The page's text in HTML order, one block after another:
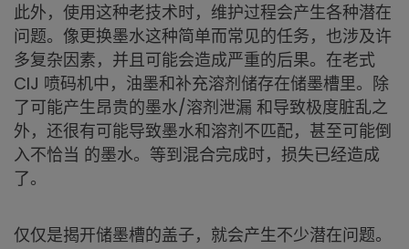
此外，使用这种老技术时，维护过程会产生各种潜在
问题。像更换墨水这种简单而常见的任务，也涉及许
多复杂因素，并且可能会造成严重的后果。在老式
CIJ 喷码机中，油墨和补充溶剂储存在储墨槽里。除
了可能产生昂贵的墨水/溶剂泄漏 和导致极度脏乱之
外，还很有可能导致墨水和溶剂不匹配，甚至可能倒
入不恰当 的墨水。等到混合完成时，损失已经造成
了。
仅仅是揭开储墨槽的盖子，就会产生不少潜在问题。